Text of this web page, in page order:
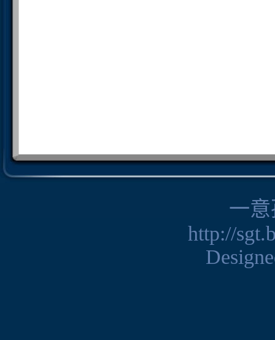
一意
http://